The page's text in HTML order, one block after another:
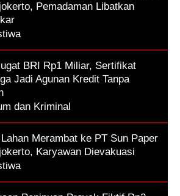
Pemadaman Libatkan
,
BRI Rp1 Miliar, Sertifikat
Jadi Agunan Kredit Tanpa
dan Kriminal
Merambat ke PT Sun Paper
Karyawan Dievakuasi
,